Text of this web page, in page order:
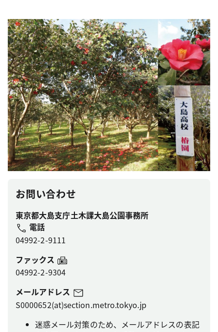
お問い合わせ
東京都大島支庁土木課大島公園事務所
電話
04992-2-9111
ファックス
04992-2-9304
メールアドレス
S0000652(at)section.metro.tokyo.jp
迷惑メール対策のため、メールアドレスの表記